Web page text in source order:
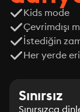
Kids mode
Çevrimdışı
İstediğin
Her yerde
Sınırsız
Sınırsızca